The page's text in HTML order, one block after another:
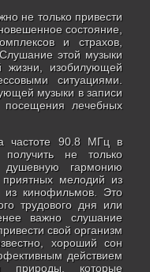
не только привести
состояние,
и страхов,
этой музыки
жизни, изобилующей
ситуациями.
музыки в записи
лечебных
частоте 90.8 МГц в
не только
гармонию
приятных мелодий из
из кинофильмов. Это
трудового дня или
важно слушание
свой организм
хороший сон
действием
природы, которые